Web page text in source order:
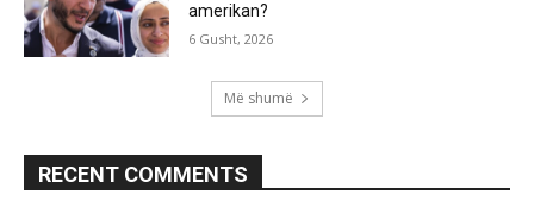
amerikan?
6 Gusht, 2026
Më shumë
RECENT COMMENTS